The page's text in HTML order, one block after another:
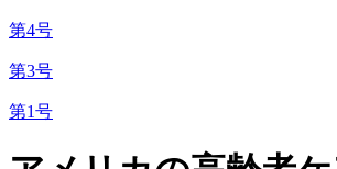
第4号
第3号
第1号